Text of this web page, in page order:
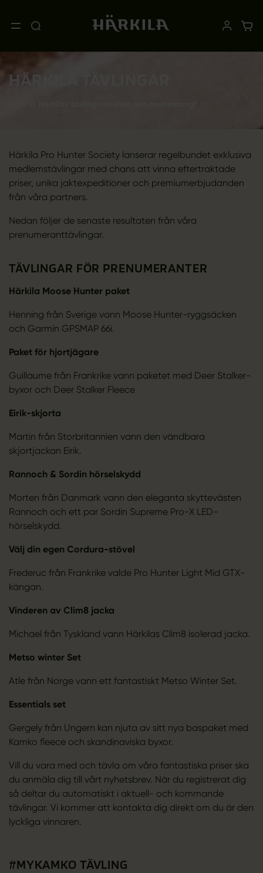
HÄRKILA TÄVLINGAR
Härkila Pro Hunter Society lanserar regelbundet exklusiva
medlemstävlingar med chans att vinna eftertraktade
priser, unika jaktexpeditioner och premiumerbjudanden
från våra partners.
Nedan följer de senaste resultaten från våra
prenumeranttävlingar.
TÄVLINGAR FÖR PRENUMERANTER
Härkila Moose Hunter paket
Henning från Sverige vann Moose Hunter-ryggsäcken
och Garmin GPSMAP 66i.
Paket för hjortjägare
Guillaume från Frankrike vann paketet med Deer Stalker-
byxor och Deer Stalker Fleece
Eirik-skjorta
Martin från Storbritannien vann den vändbara
skjortjackan Eirik.
Rannoch & Sordin hörselskydd
Morten från Danmark vann den eleganta skyttevästen
Rannoch och ett par Sordin Supreme Pro-X LED-
hörselskydd.
Välj din egen Cordura-stövel
Frederuc från Frankrike valde Pro Hunter Light Mid GTX-
kängan.
Vinderen av Clim8 jacka
Michael från Tyskland vann Härkilas Clim8 isolerad jacka.
Metso winter Set
Atle från Norge vann ett fantastiskt Metso Winter Set.
Essentials set
Gergely från Ungern kan njuta av sitt nya baspaket med
Kamko fleece och skandinaviska byxor.
Vill du vara med och tävla om våra fantastiska priser ska
du anmäla dig till vårt nyhetsbrev. När du registrerat dig
så deltar du automatiskt i aktuell- och kommande
tävlingar. Vi kommer att kontakta dig direkt om du är den
lyckliga vinnaren.
#MYKAMKO TÄVLING